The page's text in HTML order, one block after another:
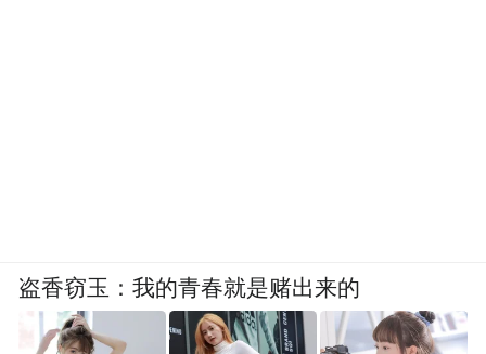
盗香窃玉：我的青春就是赌出来的